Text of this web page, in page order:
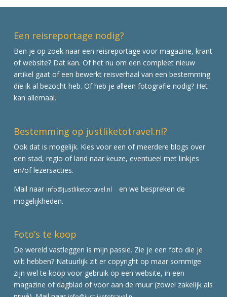
Een reisreportage nodig?
Ben je op zoek naar een reisreportage voor magazine, krant
of website? Dat kan. Of het nu om een compleet nieuw
artikel gaat of een bewerkt reisverhaal van een bestemming
die ik al bezocht heb. Of heb je alleen fotografie nodig? Het
kan allemaal.
Bestemming op justliketotravel.nl?
Ook dat is mogelijk. Kies voor een of meerdere blogs over
een stad, regio of land naar keuze, eventueel met linkjes
en/of lezersacties.
Mail naar info@justliketotravel.nl
en we bespreken de
mogelijkheden.
Foto’s te koop
De wereld vastleggen is mijn passie. Zie je een foto die je
wilt hebben? Natuurlijk zit er copyright op maar sommige
zijn wel te koop voor gebruik op een website, in een
magazine of dagblad of voor aan de muur (zowel zakelijk als